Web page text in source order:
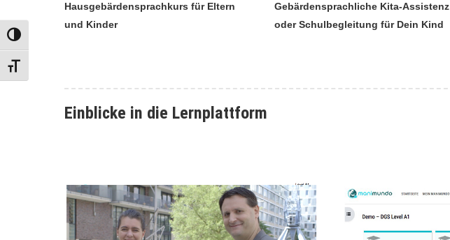
UMSCHALTEN AUF HOHE KONTRASTE
SCHRIFT VERGRÖSSERN
Hausgebärdensprachkurs für Eltern
und Kinder
Gebärdensprachliche Kita-Assistenz
oder Schulbegleitung für Dein Kind
Einblicke in die Lernplattform